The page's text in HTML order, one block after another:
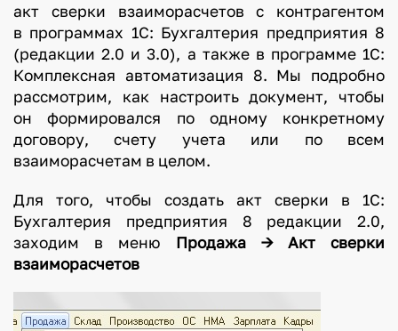
акт сверки взаиморасчетов с контрагентом
в программах 1С: Бухгалтерия предприятия 8
(редакции 2.0 и 3.0), а также в программе 1С:
Комплексная автоматизация 8. Мы подробно
рассмотрим, как настроить документ, чтобы
он формировался по одному конкретному
договору, счету учета или по всем
взаиморасчетам в целом.
Для того, чтобы создать акт сверки в 1С:
Бухгалтерия предприятия 8 редакции 2.0,
заходим в меню Продажа -> Акт сверки
взаиморасчетов